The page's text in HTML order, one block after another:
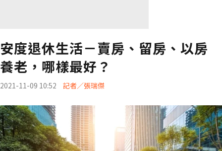
安度退休生活－賣房、留房、以房
養老，哪樣最好？
2021-11-09 10:52 記者／張瑞傑